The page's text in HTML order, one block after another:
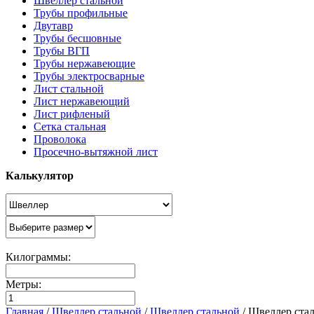
Трубы профильные
Двутавр
Трубы бесшовные
Трубы ВГП
Трубы нержавеющие
Трубы электросварные
Лист стальной
Лист нержавеющий
Лист рифленый
Сетка стальная
Проволока
Просечно-вытяжной лист
Калькулятор
Килограммы:
Метры:
Главная /Швеллер стальной /Швеллер стальной /Швеллер